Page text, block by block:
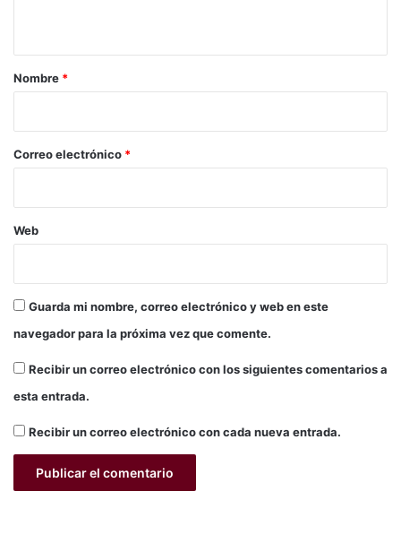
r
*
Nombre *
Correo electrónico *
Web
Guarda mi nombre, correo electrónico y web en este
navegador para la próxima vez que comente.
Recibir un correo electrónico con los siguientes comentarios a
esta entrada.
Recibir un correo electrónico con cada nueva entrada.